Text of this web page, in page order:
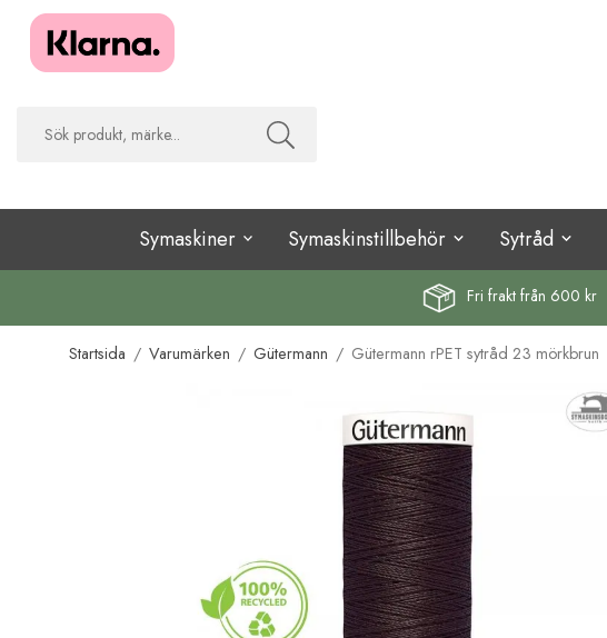
Symaskiner Symaskinstillbehör Sytråd
Fri fraktfrån 600 kr
Startsida / Varumärken / Gütermann / Gütermann rPET sytråd 23 mörkbrun